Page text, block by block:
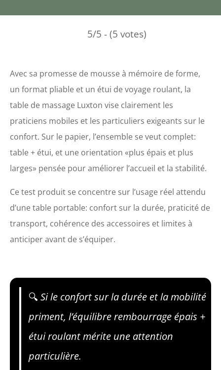
5/5 - (5 votes)
Avec sa promesse de mousse à mémoire de forme,
un format pliable et un étui de voyage roulant, la
table de massage Luxton vise clairement les
praticiens mobiles et les particuliers exigeants sur le
confort. Sur le papier, l’ensemble se veut complet:
table + étui, et une orientation «plus épais et plus
larges» pensée pour améliorer l’accueil et la stabilité.
Ce test produit se concentre sur l’usage réel attendu
d’une table portable: confort sur la durée, praticité de
transport, cohérence des accessoires et limites à
anticiper avant de s’équiper.
🔍 Si le confort sur la durée et la mobilité
priment, l’équilibre rembourrage épais +
étui roulant mérite une attention
particulière.